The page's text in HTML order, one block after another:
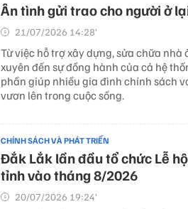
Ân tình gửi trao cho người ở
21/07/2026 14:28’
Từ việc hỗ trợ xây dựng, sửa chữa nhà
xuyên đến sự đồng hành của cả hệ
phần giúp nhiều gia đình chính sách
vươn lên trong cuộc sống.
CHÍNH SÁCH VÀ PHÁT TRIỂN
Đắk Lắk lần đầu tổ chức Lễ
tỉnh vào tháng 8/2026
20/07/2026 19:24’